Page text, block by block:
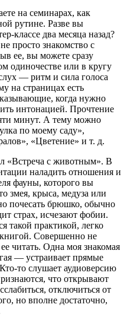
на семина­рах, как
рутине. Разве вы
классе два месяца назад?
просто знакомство с
ее, вы можете сразу
одиночестве или в кругу
— ритм и сила голоса
на страницах есть
когда нужно
интонацией. Прочтение
минут. А тему можно
по моему саду»,
«Цветение» и т. д.
«Встреча с животным». В
наладить отношения и
фауны, которого вы
змея, крыса, медуза или
почесать брюшко, обычно
страх, исчезают фо­бии.
такой практикой, легко
Совершенно не
читать. Одна моя знакомая
— устраи­вает прямые
то слушает аудиоверсию
что открывают
отключиться от
но вполне достаточно,